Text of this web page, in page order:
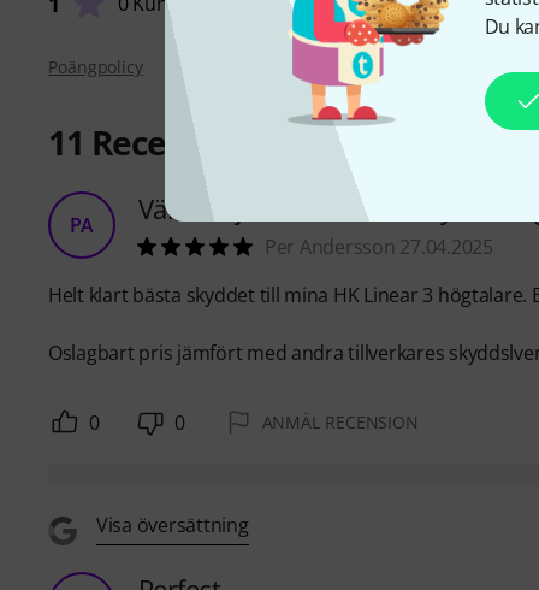
Du
Poängpolicy
11 Recensioner
PA Värd varje krona för att skydda
Per Andersson 27.04.2025
Helt klart bästa skyddet till mina HK Linear 3
Oslagbart pris jämfört med andra tillverkares
0 0 ANMÄL RECENSION
Visa översättning